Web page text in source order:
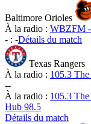
Baltimore Orioles
À la radio : WBZFM -
- : -Détails du match
Texas Rangers
À la radio : 105.3
--
À la radio : 105.3
Hub 98.5
Détails du match